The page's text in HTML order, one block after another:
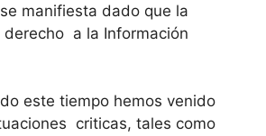
manifiesta dado que la
derecho a la Información
este tiempo hemos venido
criticas, tales como